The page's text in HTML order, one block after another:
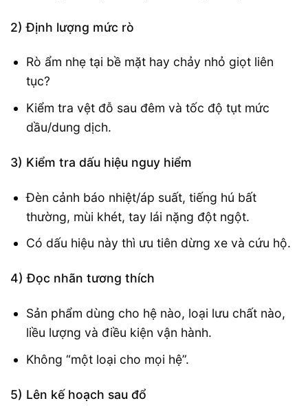
2) Định lượng mức rò
Rò ẩm nhẹ tại bề mặt hay chảy nhỏ giọt liên
tục?
Kiểm tra vệt đỗ sau đêm và tốc độ tụt mức
dầu/dung dịch.
3) Kiểm tra dấu hiệu nguy hiểm
Đèn cảnh báo nhiệt/áp suất, tiếng hú bất
thường, mùi khét, tay lái nặng đột ngột.
Có dấu hiệu này thì ưu tiên dừng xe và cứu hộ.
4) Đọc nhãn tương thích
Sản phẩm dùng cho hệ nào, loại lưu chất nào,
liều lượng và điều kiện vận hành.
Không “một loại cho mọi hệ”.
5) Lên kế hoạch sau đổ